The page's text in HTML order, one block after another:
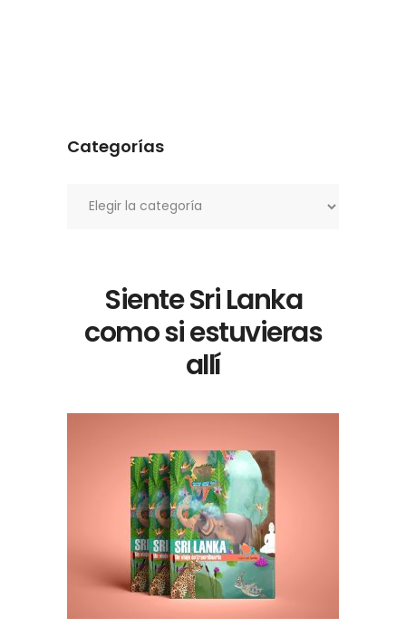
Categorías
Siente Sri Lanka
como si estuvieras
allí